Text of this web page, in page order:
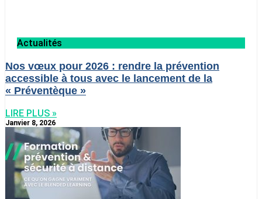
Actualités
Nos vœux pour 2026 : rendre la prévention
accessible à tous avec le lancement de la
« Préventèque »
LIRE PLUS »
Janvier 8, 2026